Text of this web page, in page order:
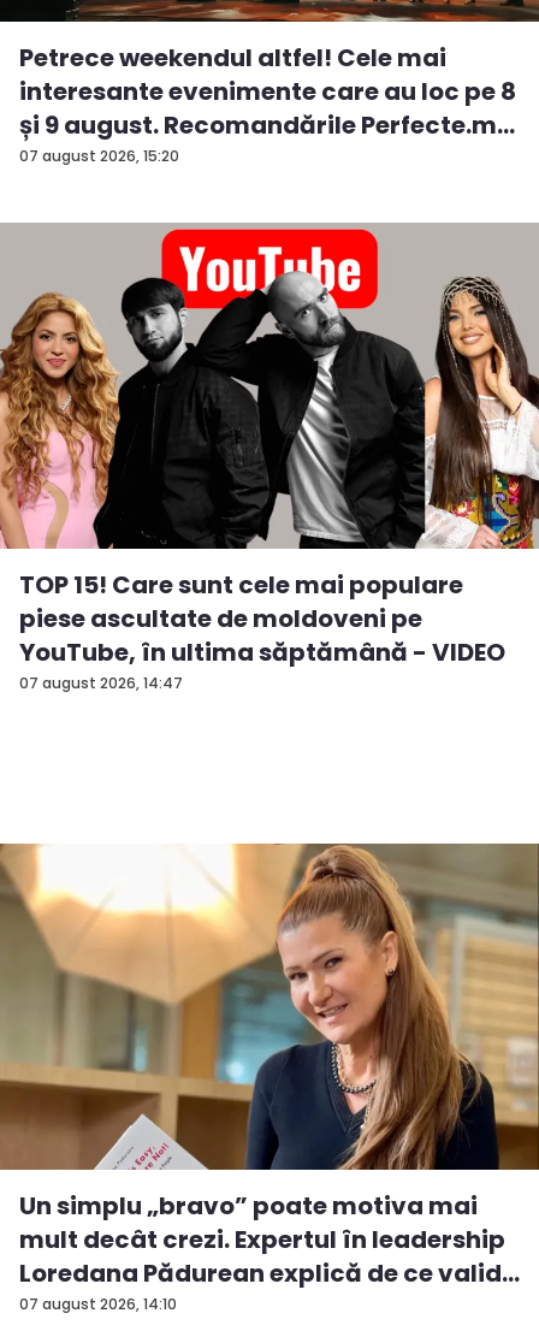
07 august 2026, 15:20
Petrece weekendul altfel! Cele mai
interesante evenimente care au loc pe 8
și 9 august. Recomandările Perfecte.m...
07 august 2026, 14:47
TOP 15! Care sunt cele mai populare
piese ascultate de moldoveni pe
YouTube, în ultima săptămână - VIDEO
07 august 2026, 14:10
Un simplu „bravo” poate motiva mai
mult decât crezi. Expertul în leadership
Loredana Pădurean explică de ce valid...